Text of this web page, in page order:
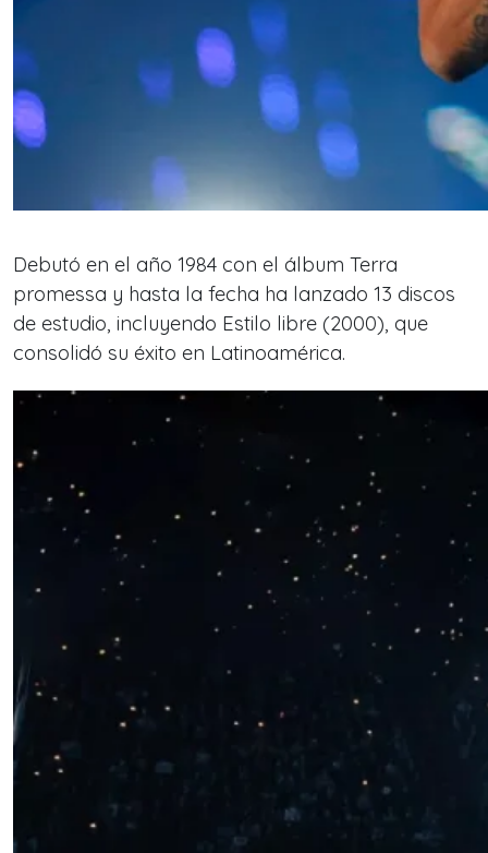
Debutó en el año 1984 con el álbum Terra
promessa y hasta la fecha ha lanzado 13 discos
de estudio, incluyendo Estilo libre (2000), que
consolidó su éxito en Latinoamérica.